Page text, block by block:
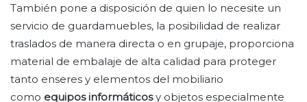
También pone a disposición de quien lo necesite un
servicio de guardamuebles, la posibilidad de realizar
traslados de manera directa o en grupaje, proporciona
material de embalaje de alta calidad para proteger
tanto enseres y elementos del mobiliario
como equipos informáticosy objetos especialmente